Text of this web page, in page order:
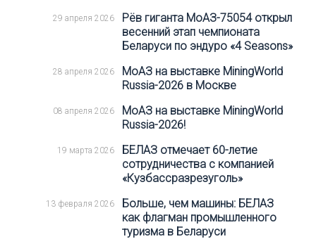
29 апреля 2026
Рёв гиганта МоАЗ-75054 открыл
весенний этап чемпионата
Беларуси по эндуро «4 Seasons»
28 апреля 2026
МоАЗ на выставке MiningWorld
Russia-2026 в Москве
08 апреля 2026
МоАЗ на выставке MiningWorld
Russia-2026!
19 марта 2026
БЕЛАЗ отмечает 60-летие
сотрудничества с компанией
«Кузбассразрезуголь»
13 февраля 2026
Больше, чем машины: БЕЛАЗ
как флагман промышленного
туризма в Беларуси